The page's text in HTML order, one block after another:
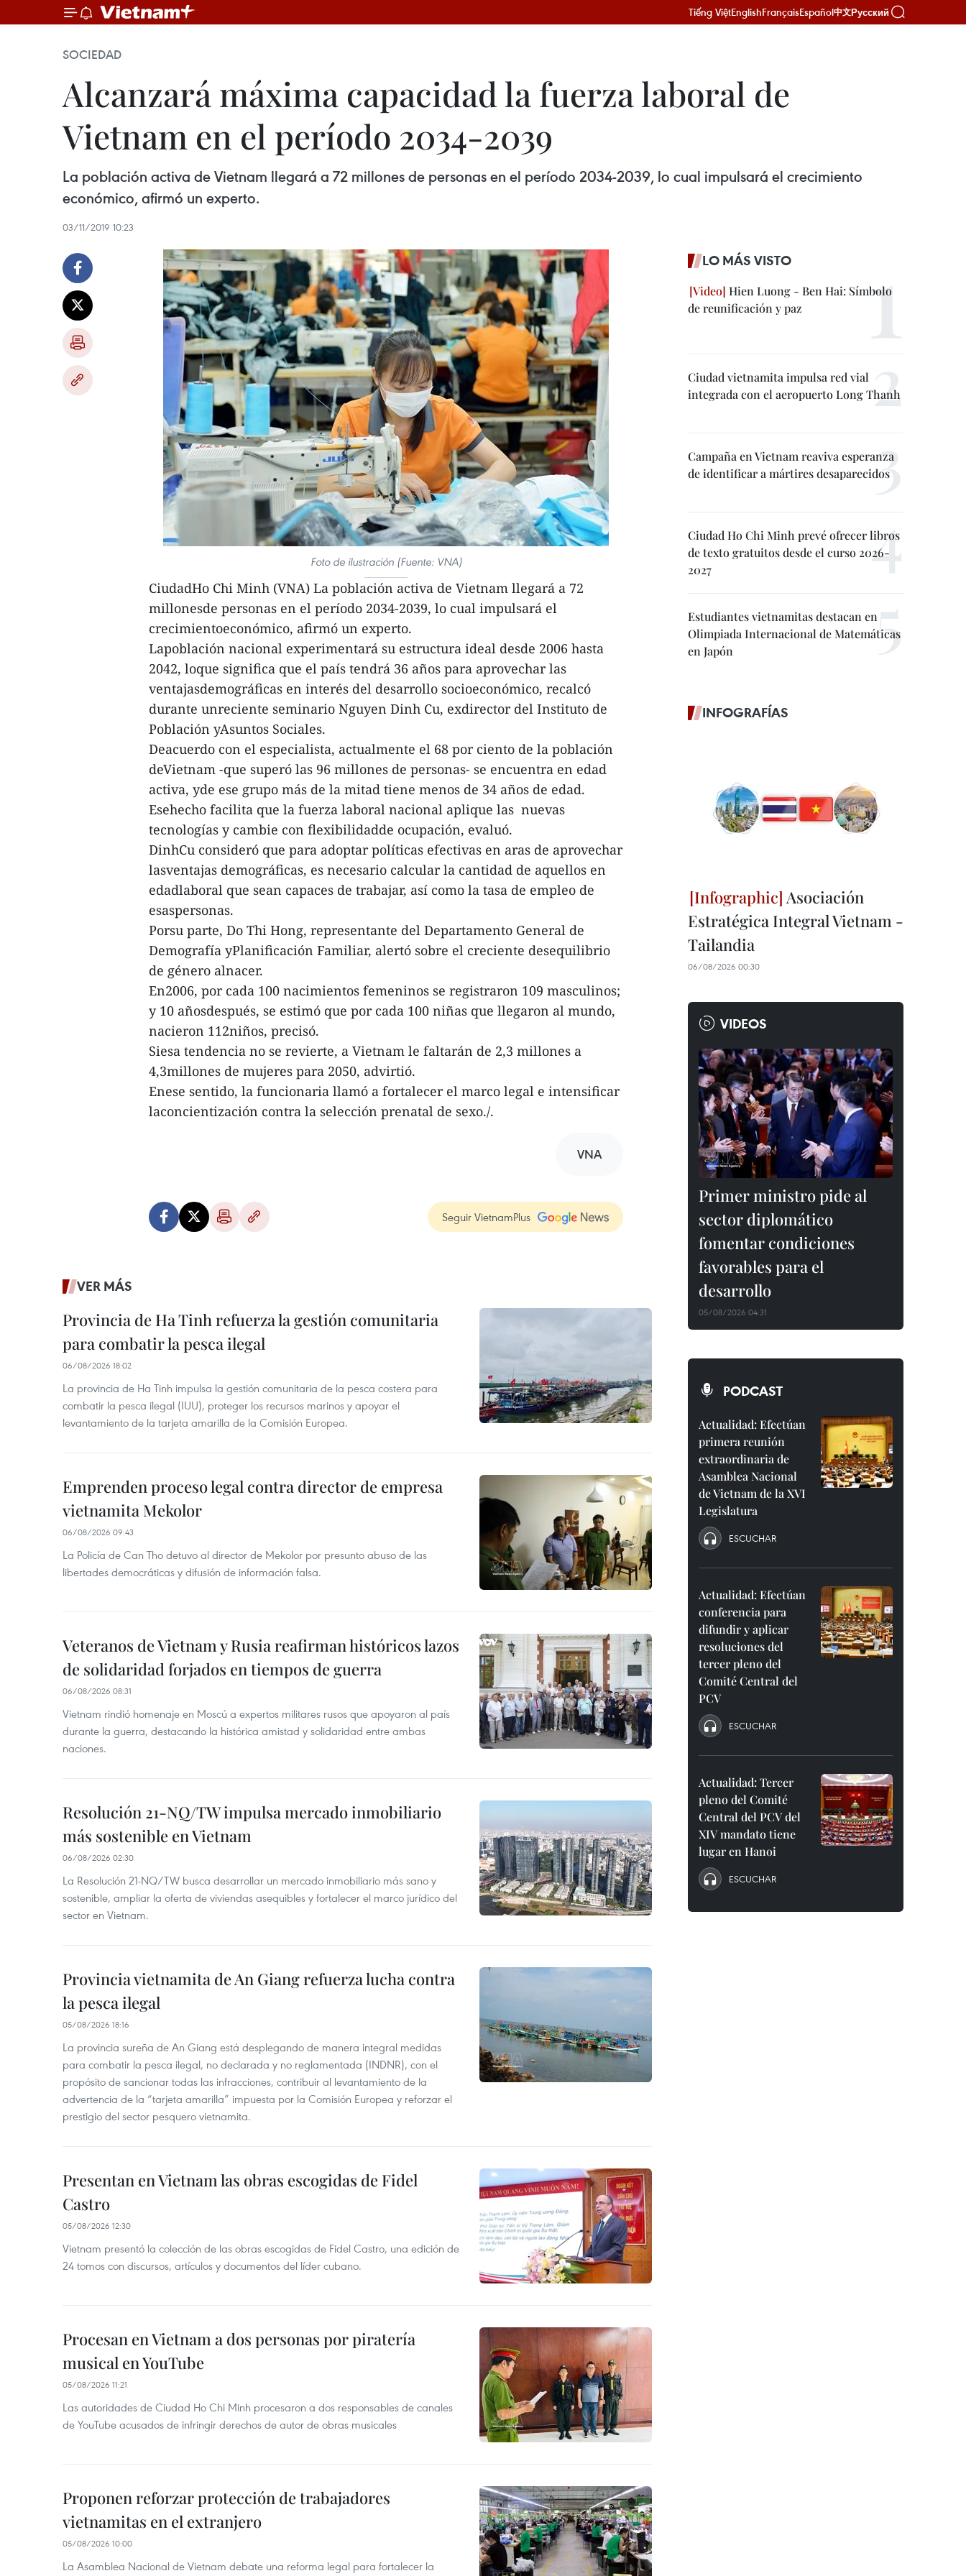
Tiếng ViệtEnglishFrançaisEspañol中文Русский
SOCIEDAD
Alcanzará máxima capacidad la fuerza laboral de
Vietnam en el período 2034-2039
La población activa de Vietnam llegará a 72 millones de personas en el período 2034-2039, lo cual impulsará el crecimiento
económico, afirmó un experto.
03/11/2019 10:23
Foto de ilustración (Fuente: VNA)
CiudadHo Chi Minh (VNA) La población activa de Vietnam llegará a 72
millonesde personas en el período 2034-2039, lo cual impulsará el
crecimientoeconómico, afirmó un experto.
Lapoblación nacional experimentará su estructura ideal desde 2006 hasta
2042, loque significa que el país tendrá 36 años para aprovechar las
ventajasdemográficas en interés del desarrollo socioeconómico, recalcó
durante unreciente seminario Nguyen Dinh Cu, exdirector del Instituto de
Población yAsuntos Sociales.
Deacuerdo con el especialista, actualmente el 68 por ciento de la población
deVietnam -que superó las 96 millones de personas- se encuentra en edad
activa, yde ese grupo más de la mitad tiene menos de 34 años de edad.
Esehecho facilita que la fuerza laboral nacional aplique las nuevas
tecnologías y cambie con flexibilidadde ocupación, evaluó.
DinhCu consideró que para adoptar políticas efectivas en aras de aprovechar
lasventajas demográficas, es necesario calcular la cantidad de aquellos en
edadlaboral que sean capaces de trabajar, así como la tasa de empleo de
esaspersonas.
Porsu parte, Do Thi Hong, representante del Departamento General de
Demografía yPlanificación Familiar, alertó sobre el creciente desequilibrio
de género alnacer.
En2006, por cada 100 nacimientos femeninos se registraron 109 masculinos;
y 10 añosdespués, se estimó que por cada 100 niñas que llegaron al mundo,
nacieron 112niños, precisó.
Siesa tendencia no se revierte, a Vietnam le faltarán de 2,3 millones a
4,3millones de mujeres para 2050, advirtió.
Enese sentido, la funcionaria llamó a fortalecer el marco legal e intensificar
laconcientización contra la selección prenatal de sexo./.
VNA
Seguir VietnamPlus
VER MÁS
Provincia de Ha Tinh refuerza la gestión comunitaria
para combatir la pesca ilegal
06/08/2026 18:02
La provincia de Ha Tinh impulsa la gestión comunitaria de la pesca costera para
combatir la pesca ilegal (IUU), proteger los recursos marinos y apoyar el
levantamiento de la tarjeta amarilla de la Comisión Europea.
Emprenden proceso legal contra director de empresa
vietnamita Mekolor
06/08/2026 09:43
La Policía de Can Tho detuvo al director de Mekolor por presunto abuso de las
libertades democráticas y difusión de información falsa.
Veteranos de Vietnam y Rusia reafirman históricos lazos
de solidaridad forjados en tiempos de guerra
06/08/2026 08:31
Vietnam rindió homenaje en Moscú a expertos militares rusos que apoyaron al país
durante la guerra, destacando la histórica amistad y solidaridad entre ambas
naciones.
Resolución 21-NQ/TW impulsa mercado inmobiliario
más sostenible en Vietnam
06/08/2026 02:30
La Resolución 21-NQ/TW busca desarrollar un mercado inmobiliario más sano y
sostenible, ampliar la oferta de viviendas asequibles y fortalecer el marco jurídico del
sector en Vietnam.
Provincia vietnamita de An Giang refuerza lucha contra
la pesca ilegal
05/08/2026 18:16
La provincia sureña de An Giang está desplegando de manera integral medidas
para combatir la pesca ilegal, no declarada y no reglamentada (INDNR), con el
propósito de sancionar todas las infracciones, contribuir al levantamiento de la
advertencia de la “tarjeta amarilla” impuesta por la Comisión Europea y reforzar el
prestigio del sector pesquero vietnamita.
Presentan en Vietnam las obras escogidas de Fidel
Castro
05/08/2026 12:30
Vietnam presentó la colección de las obras escogidas de Fidel Castro, una edición de
24 tomos con discursos, artículos y documentos del líder cubano.
Procesan en Vietnam a dos personas por piratería
musical en YouTube
05/08/2026 11:21
Las autoridades de Ciudad Ho Chi Minh procesaron a dos responsables de canales
de YouTube acusados de infringir derechos de autor de obras musicales
Proponen reforzar protección de trabajadores
vietnamitas en el extranjero
05/08/2026 10:00
La Asamblea Nacional de Vietnam debate una reforma legal para fortalecer la
LO MÁS VISTO
Hien Luong - Ben Hai: Símbolo
de reunificación y paz
Ciudad vietnamita impulsa red vial
integrada con el aeropuerto Long Thanh
Campaña en Vietnam reaviva esperanza
de identificar a mártires desaparecidos
Ciudad Ho Chi Minh prevé ofrecer libros
de texto gratuitos desde el curso 2026-
2027
Estudiantes vietnamitas destacan en
Olimpiada Internacional de Matemáticas
en Japón
INFOGRAFÍAS
Asociación
Estratégica Integral Vietnam -
Tailandia
06/08/2026 00:30
VIDEOS
Primer ministro pide al
sector diplomático
fomentar condiciones
favorables para el
desarrollo
05/08/2026 04:31
PODCAST
Actualidad: Efectúan
primera reunión
extraordinaria de
Asamblea Nacional
de Vietnam de la XVI
Legislatura
ESCUCHAR
Actualidad: Efectúan
conferencia para
difundir y aplicar
resoluciones del
tercer pleno del
Comité Central del
PCV
ESCUCHAR
Actualidad: Tercer
pleno del Comité
Central del PCV del
XIV mandato tiene
lugar en Hanoi
ESCUCHAR